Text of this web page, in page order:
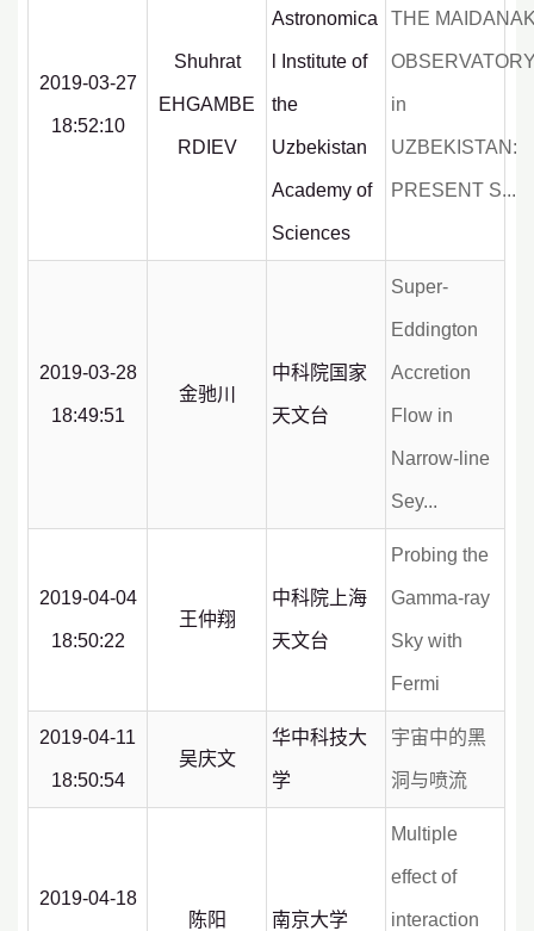
2019-03-27
18:52:10
Shuhrat
EHGAMBE
RDIEV
Astronomica
l Institute of
the
Uzbekistan
Academy of
Sciences
THE
in
UZBEKISTAN:
PRESENT S...
2019-03-28
18:49:51
金驰川
中科院国家
天文台
Super-
Eddington
Accretion
Flow in
Narrow-line
Sey...
2019-04-04
18:50:22
王仲翔
中科院上海
天文台
Probing the
Gamma-ray
Sky with
Fermi
2019-04-11
18:50:54
吴庆文
华中科技大
学
宇宙中的黑
洞与喷流
2019-04-18
陈阳
南京大学
Multiple
effect of
interaction